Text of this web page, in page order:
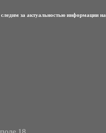
за актуальностью информации